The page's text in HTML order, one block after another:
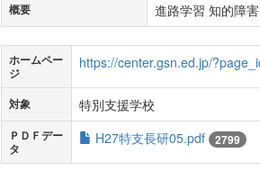
概要 進路学習 知的障
ホームペー
ジ
https://center.gsn.ed.jp/
対象 特別支援学校
ＰＤＦデー
タ
H27特支長研05.pdf 2799